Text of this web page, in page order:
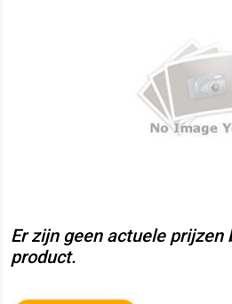
Er zijn geen actuele prijzen
product.